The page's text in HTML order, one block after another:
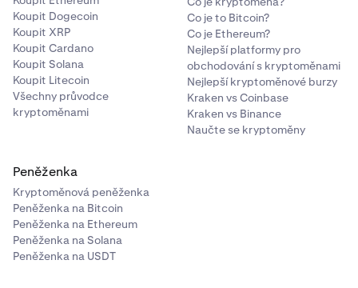
Koupit Dogecoin
Koupit XRP
Koupit Cardano
Koupit Solana
Koupit Litecoin
Všechny průvodce
kryptoměnami
Co je to Bitcoin?
Co je Ethereum?
Nejlepší platformy pro
obchodování s kryptoměnami
Nejlepší kryptoměnové burzy
Kraken vs Coinbase
Kraken vs Binance
Naučte se kryptoměny
Peněženka
Kryptoměnová peněženka
Peněženka na Bitcoin
Peněženka na Ethereum
Peněženka na Solana
Peněženka na USDT